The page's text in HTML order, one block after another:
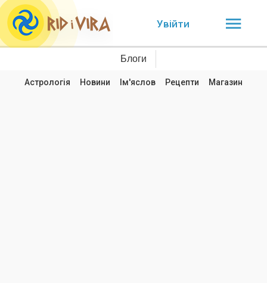
Увійти
Блоги
Астрологія Новини Ім'яслов Рецепти Магазин